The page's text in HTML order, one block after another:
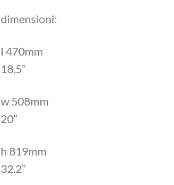
dimensioni:
l 470mm
18.5″
w 508mm
20″
h 819mm
32.2″